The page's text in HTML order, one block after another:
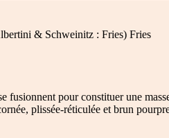
& Schweinitz : Fries) Fries
fusionnent pour constituer une
plissée-réticulée et brun